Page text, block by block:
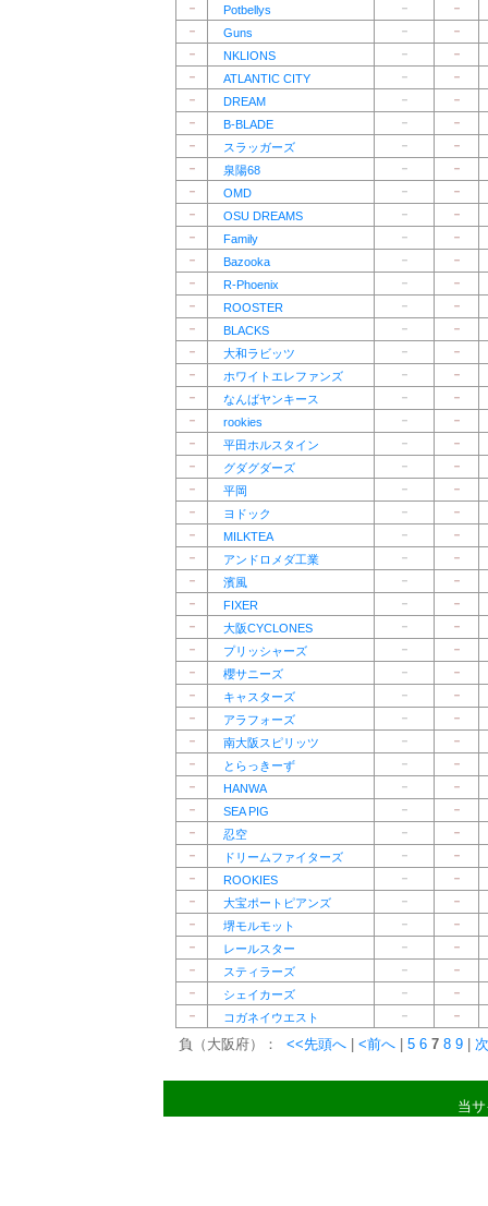
－
Potbellys －
－
－
Guns －
－
－
NKLIONS －
－
－
ATLANTIC CITY －
－
－
DREAM －
－
－
B-BLADE －
－
－
スラッガーズ －
－
－
泉陽68 －
－
－
OMD －
－
－
OSU DREAMS －
－
－
Family －
－
－
Bazooka －
－
－
R-Phoenix －
－
－
ROOSTER －
－
－
BLACKS －
－
－
大和ラビッツ －
－
－
ホワイトエレファンズ －
－
－
なんばヤンキース －
－
－
rookies －
－
－
平田ホルスタイン －
－
－
グダグダーズ －
－
－
平岡 －
－
－
ヨドック －
－
－
MILKTEA －
－
－
アンドロメダ工業 －
－
－
濱風 －
－
－
FIXER －
－
－
大阪CYCLONES －
－
－
プリッシャーズ －
－
－
櫻サニーズ －
－
－
キャスターズ －
－
－
アラフォーズ －
－
－
南大阪スピリッツ －
－
－
とらっきーず －
－
－
HANWA －
－
－
SEA PIG －
－
－
忍空 －
－
－
ドリームファイターズ －
－
－
ROOKIES －
－
－
大宝ポートピアンズ －
－
－
堺モルモット －
－
－
レールスター －
－
－
スティラーズ －
－
－
シェイカーズ －
－
－
コガネイウエスト － －
負（大阪府）： <<先頭へ <前へ 5 6 7 8 9
当